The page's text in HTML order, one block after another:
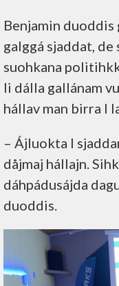
Benjamin
galggá sjaddat, de
suohkana
li dálla gallánam
hállav man birra l
– Ájluokta l
dåjmaj hállajn.
dáhpádusájda
duoddis.